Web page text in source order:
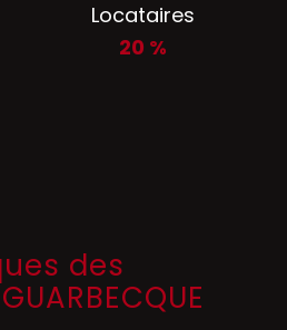
Locataires
20 %
des